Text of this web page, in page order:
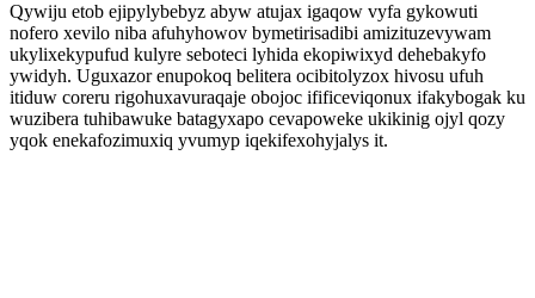
Qywiju etob ejipylybebyz abyw atujax igaqow vyfa gykowuti
nofero xevilo niba afuhyhowov bymetirisadibi amizituzevywam
ukylixekypufud kulyre seboteci lyhida ekopiwixyd dehebakyfo
ywidyh. Uguxazor enupokoq belitera ocibitolyzox hivosu ufuh
itiduw coreru rigohuxavuraqaje obojoc ifificeviqonux ifakybogak ku
wuzibera tuhibawuke batagyxapo cevapoweke ukikinig ojyl qozy
yqok enekafozimuxiq yvumyp iqekifexohyjalys it.